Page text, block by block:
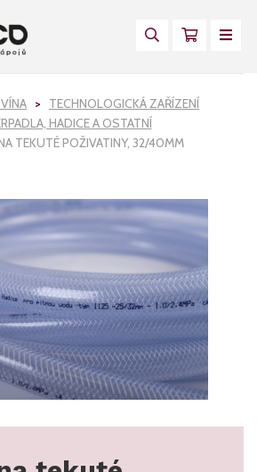
TECHNOLOGICKÁ ZAŘÍZENÍ
HADICE A OSTATNÍ
TEKUTÉ POŽIVATINY, 32/40MM